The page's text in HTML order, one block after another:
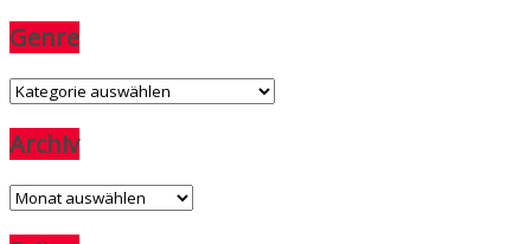
Genre
Genre
Archiv
Archiv